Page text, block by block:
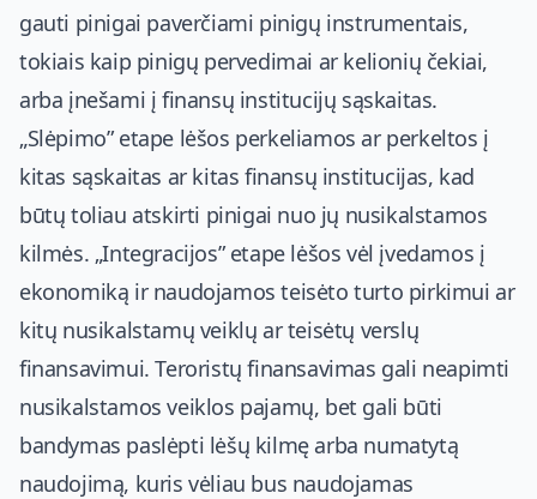
gauti pinigai paverčiami pinigų instrumentais,
tokiais kaip pinigų pervedimai ar kelionių čekiai,
arba įnešami į finansų institucijų sąskaitas.
„Slėpimo” etape lėšos perkeliamos ar perkeltos į
kitas sąskaitas ar kitas finansų institucijas, kad
būtų toliau atskirti pinigai nuo jų nusikalstamos
kilmės. „Integracijos” etape lėšos vėl įvedamos į
ekonomiką ir naudojamos teisėto turto pirkimui ar
kitų nusikalstamų veiklų ar teisėtų verslų
finansavimui. Teroristų finansavimas gali neapimti
nusikalstamos veiklos pajamų, bet gali būti
bandymas paslėpti lėšų kilmę arba numatytą
naudojimą, kuris vėliau bus naudojamas